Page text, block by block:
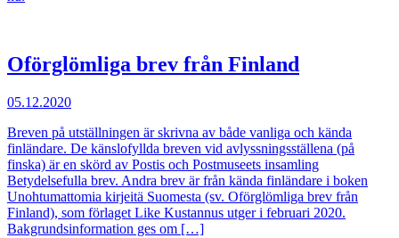
Oförglömliga brev från Finland
05.12.2020
Breven på utställningen är skrivna av både vanliga och kända
finländare. De känslofyllda breven vid avlyssningsställena (på
finska) är en skörd av Postis och Postmuseets insamling
Betydelsefulla brev. Andra brev är från kända finländare i boken
Unohtumattomia kirjeitä Suomesta (sv. Oförglömliga brev från
Finland), som förlaget Like Kustannus utger i februari 2020.
Bakgrundsinformation ges om […]